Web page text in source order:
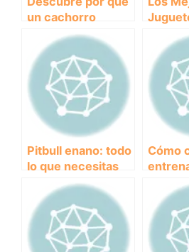
un cachorro
juguete podría ser
la mascota
perfecta para ti
Pitbull enano: todo
lo que necesitas
saber sobre esta
raza de perros
Cómo